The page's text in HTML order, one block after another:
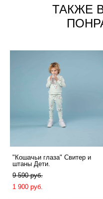
ТАКЖЕ
"Кошачьи глаза" Свитер и
штаны Дети.
9 590 pуб.
1 900 pуб.